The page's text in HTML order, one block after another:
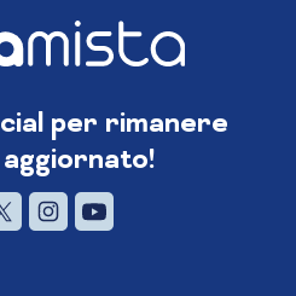
per rimanere